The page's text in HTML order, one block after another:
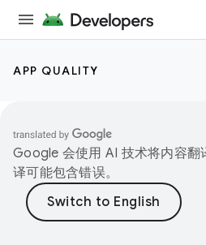
APP QUALITY
Google 会使用 AI 技术将内容翻
译可能包含错误。